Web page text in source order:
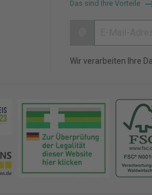
Das sind Ihre Vorteile
Wir verarbeiten Ihre